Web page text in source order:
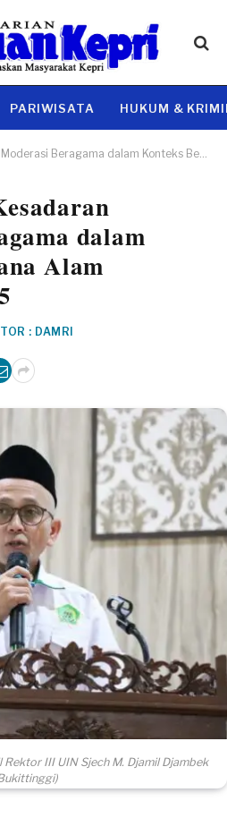
PARIWISATA HUKUM &
dalam Konteks Bencana Alam Sumatera 2025
dalam
Alam
: DAMRI
Rektor III UIN Sjech M. Djamil Djambek